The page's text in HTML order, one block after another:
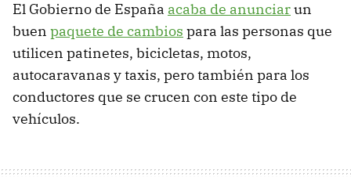
El Gobierno de España acaba de anunciarun
buen paquete de cambios para las personas que
utilicen patinetes, bicicletas, motos,
autocaravanas y taxis, pero también para los
conductores que se crucen con este tipo de
vehículos.